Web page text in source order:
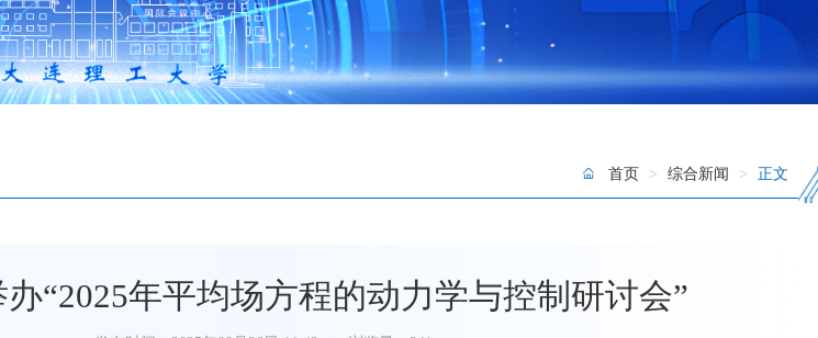
首页 > 综合新闻 > 正文
“2025年平均场方程的动力学与控制研讨会”